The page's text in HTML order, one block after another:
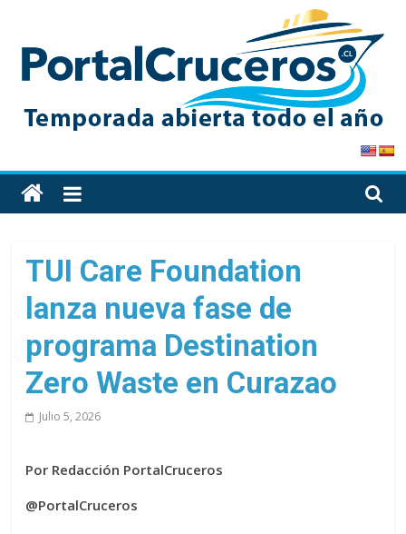
content
PortalCruceros
Toda
la
de
cruceros
un
solo
sitio
TUI Care Foundation
lanza nueva fase de
programa Destination
Zero Waste en Curazao
Julio 5, 2026
Por Redacción PortalCruceros
@PortalCruceros